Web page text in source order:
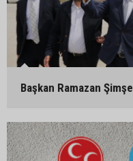
Başkan Ramazan